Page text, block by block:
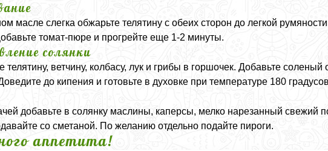
масле слегка обжарьте телятину с обеих сторон до легкой
томат-пюре и прогрейте еще 1-2 минуты.
солянки
телятину, ветчину, колбасу, лук и грибы в горшочек. Добавьте соленый
до кипения и готовьте в духовке при температуре 180
добавьте в солянку маслины, каперсы, мелко нарезанный свежий
со сметаной. По желанию отдельно подайте пироги.
аппетита!